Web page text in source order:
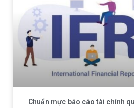
Chuẩn mực báo cáo tài chính